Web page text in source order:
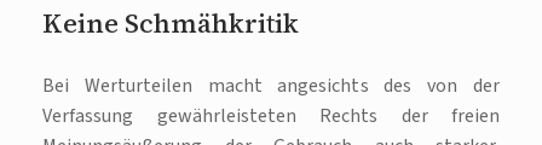
Keine Schmähkritik
Bei Werturteilen macht angesichts des von der
Verfassung gewährleisteten Rechts der freien